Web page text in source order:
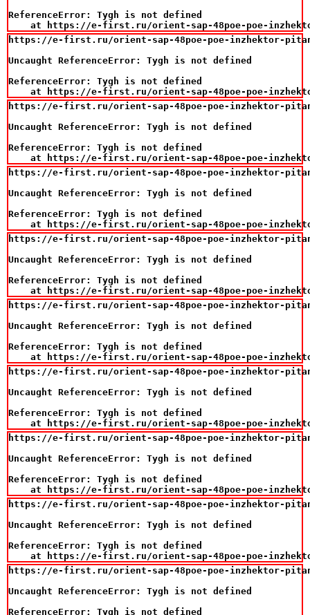
ReferenceError: Tygh is not defined
at https://e-first.ru/orient-sap-48poe-poe-
https://e-first.ru/orient-sap-48poe-poe-inzhektor-
Uncaught ReferenceError: Tygh is not defined
ReferenceError: Tygh is not defined
at https://e-first.ru/orient-sap-48poe-poe-
https://e-first.ru/orient-sap-48poe-poe-inzhektor-
Uncaught ReferenceError: Tygh is not defined
ReferenceError: Tygh is not defined
at https://e-first.ru/orient-sap-48poe-poe-
https://e-first.ru/orient-sap-48poe-poe-inzhektor-
Uncaught ReferenceError: Tygh is not defined
ReferenceError: Tygh is not defined
at https://e-first.ru/orient-sap-48poe-poe-
https://e-first.ru/orient-sap-48poe-poe-inzhektor-
Uncaught ReferenceError: Tygh is not defined
ReferenceError: Tygh is not defined
at https://e-first.ru/orient-sap-48poe-poe-
https://e-first.ru/orient-sap-48poe-poe-inzhektor-
Uncaught ReferenceError: Tygh is not defined
ReferenceError: Tygh is not defined
at https://e-first.ru/orient-sap-48poe-poe-
https://e-first.ru/orient-sap-48poe-poe-inzhektor-
Uncaught ReferenceError: Tygh is not defined
ReferenceError: Tygh is not defined
at https://e-first.ru/orient-sap-48poe-poe-
https://e-first.ru/orient-sap-48poe-poe-inzhektor-
Uncaught ReferenceError: Tygh is not defined
ReferenceError: Tygh is not defined
at https://e-first.ru/orient-sap-48poe-poe-
https://e-first.ru/orient-sap-48poe-poe-inzhektor-
Uncaught ReferenceError: Tygh is not defined
ReferenceError: Tygh is not defined
at https://e-first.ru/orient-sap-48poe-poe-
https://e-first.ru/orient-sap-48poe-poe-inzhektor-
Uncaught ReferenceError: Tygh is not defined
ReferenceError: Tygh is not defined